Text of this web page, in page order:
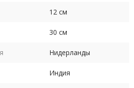
12 см
30 см
Нидерланды
Индия